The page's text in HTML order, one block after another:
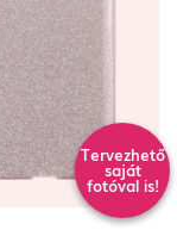
Tervezhető
saját
fotóval is!